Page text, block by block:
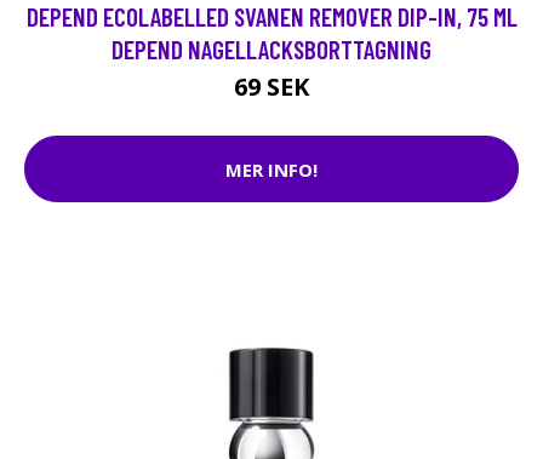
DEPEND ECOLABELLED SVANEN REMOVER DIP-IN, 75 ML
DEPEND NAGELLACKSBORTTAGNING
69 SEK
MER INFO!